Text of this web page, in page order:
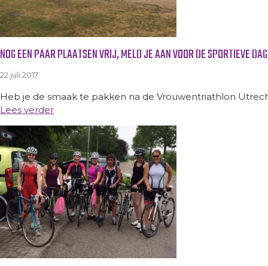
NOG EEN PAAR PLAATSEN VRIJ, MELD JE AAN VOOR DE SPORTIEVE
22 juli 2017
Heb je de smaak te pakken na de Vrouwentriathlon
Lees verder